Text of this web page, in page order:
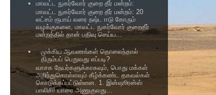
மாவட்ட நுகர்வோர் குறை தீர் மன்றம்:
மாவட்ட நுகர்வோர் குறை தீர் மன்றம்: 20
லட்சம் ரூபாய் வரை நஷ்ட ஈடு கோரும்
வழக்குகளை, மாவட்ட நுகர்வோர் குறைதீர்
மன்றத்தில் தான் பதிவு செய்ய...
முக்கிய ஆவணங்கள் தொலைந்தால்
திரும்பப் பெறுவது எப்படி?
வாசக நேயர்களுக்காகவும், பொது மக்கள்
அறிந்துகொள்ளவும் கீழ்க்கண்ட தகவல்கள்
கொடுக்கப்பட்டுள்ளன. 1. இன்ஷூரன்ஸ்
பாலிசி! யாரை அணுகுவது...